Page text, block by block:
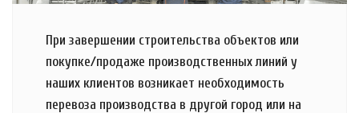
При завершении строительства объектов или
покупке/продаже производственных линий у
наших клиентов возникает необходимость
перевоза производства в другой город или на